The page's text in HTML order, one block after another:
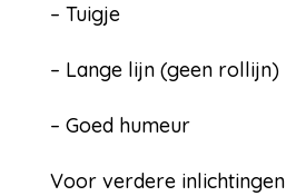
– Tuigje
– Lange lijn (geen rollijn)
– Goed humeur
Voor verdere